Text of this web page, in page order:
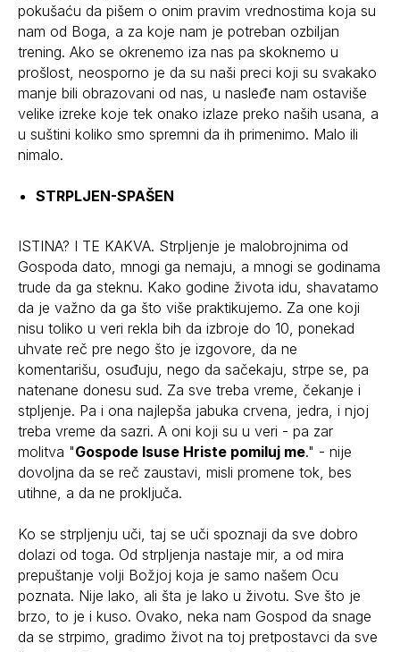
pokušaću da pišem o onim pravim vrednostima koja su
nam od Boga, a za koje nam je potreban ozbiljan
trening. Ako se okrenemo iza nas pa skoknemo u
prošlost, neosporno je da su naši preci koji su svakako
manje bili obrazovani od nas, u nasleđe nam ostaviše
velike izreke koje tek onako izlaze preko naših usana, a
u suštini koliko smo spremni da ih primenimo. Malo ili
nimalo.
STRPLJEN-SPAŠEN
ISTINA? I TE KAKVA. Strpljenje je malobrojnima od
Gospoda dato, mnogi ga nemaju, a mnogi se godinama
trude da ga steknu. Kako godine života idu, shavatamo
da je važno da ga što više praktikujemo. Za one koji
nisu toliko u veri rekla bih da izbroje do 10, ponekad
uhvate reč pre nego što je izgovore, da ne
komentarišu, osuđuju, nego da sačekaju, strpe se, pa
natenane donesu sud. Za sve treba vreme, čekanje i
stpljenje. Pa i ona najlepša jabuka crvena, jedra, i njoj
treba vreme da sazri. A oni koji su u veri - pa zar
molitva "Gospode Isuse Hriste pomiluj me." - nije
dovoljna da se reč zaustavi, misli promene tok, bes
utihne, a da ne proključa.
Ko se strpljenju uči, taj se uči spoznaji da sve dobro
dolazi od toga. Od strpljenja nastaje mir, a od mira
prepuštanje volji Božjoj koja je samo našem Ocu
poznata. Nije lako, ali šta je lako u životu. Sve što je
brzo, to je i kuso. Ovako, neka nam Gospod da snage
da se strpimo, gradimo život na toj pretpostavci da sve